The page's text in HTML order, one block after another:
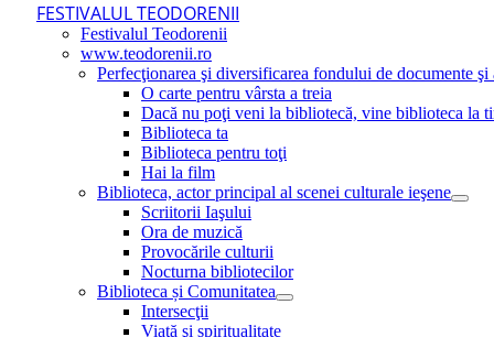
FESTIVALUL TEODORENII
Festivalul Teodorenii
www.teodorenii.ro
Perfecţionarea şi diversificarea fondului de documente
O carte pentru vârsta a treia
Dacă nu poţi veni la bibliotecă, vine biblioteca la
Biblioteca ta
Biblioteca pentru toţi
Hai la film
Biblioteca, actor principal al scenei culturale ieşene
Scriitorii Iaşului
Ora de muzică
Provocările culturii
Nocturna bibliotecilor
Biblioteca și Comunitatea
Intersecţii
Viaţă şi spiritualitate